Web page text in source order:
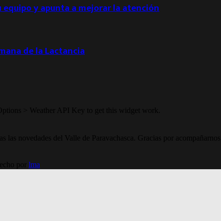
y apunta a mejorar la atención
de la Lactancia
> Weather API Key to get this widget work.
las novedades del Valle de Paravachasca. Gracias por
por lma